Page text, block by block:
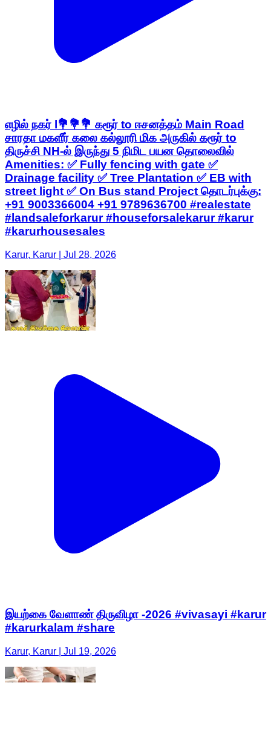
எழில் நகர் l💐💐💐 கரூர் to ஈசனத்தம் Main Road
சாரதா மகளீர் கலை கல்லூரி மிக அருகில் கரூர் to
திருச்சி NH-ல் இருந்து 5 நிமிட பயன தொலைவில்
Amenities: ✅ Fully fencing with gate ✅
Drainage facility ✅ Tree Plantation ✅ EB with
street light ✅ On Bus stand Project தொடர்புக்கு:
+91 9003366004 +91 9789636700 #realestate
#landsaleforkarur #houseforsalekarur #karur
#karurhousesales
Karur, Karur | Jul 28, 2026
இயற்கை வேளாண் திருவிழா -2026 #vivasayi #karur
#karurkalam #share
Karur, Karur | Jul 19, 2026